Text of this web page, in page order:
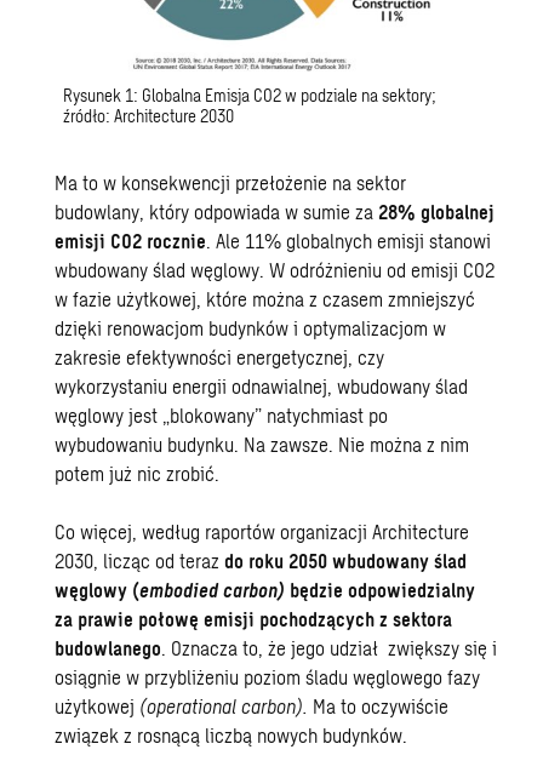
Rysunek 1: Globalna Emisja CO2 w podziale na sektory;
źródło: Architecture 2030
Ma to w konsekwencji przełożenie na sektor
budowlany, który odpowiada w sumie za28% globalnej
emisji CO2 rocznie. Ale 11% globalnych emisji stanowi
wbudowany ślad węglowy. W odróżnieniu od emisji CO2
w fazie użytkowej, które można z czasem zmniejszyć
dzięki renowacjom budynków i optymalizacjom w
zakresie efektywności energetycznej, czy
wykorzystaniu energii odnawialnej, wbudowany ślad
węglowy jest „blokowany” natychmiast po
wybudowaniu budynku. Na zawsze. Nie można z nim
potem już nic zrobić.
Co więcej, według raportów organizacjiArchitecture
2030, licząc od terazdo roku 2050 wbudowany ślad
węglowy (embodied carbon) będzie odpowiedzialny
za prawie połowę emisji pochodzących z sektora
budowlanego. Oznacza to, że jego udział zwiększy się i
osiągnie w przybliżeniu poziom śladu węglowego fazy
użytkowej (operational carbon). Ma to oczywiście
związek z rosnącą liczbą nowych budynków.